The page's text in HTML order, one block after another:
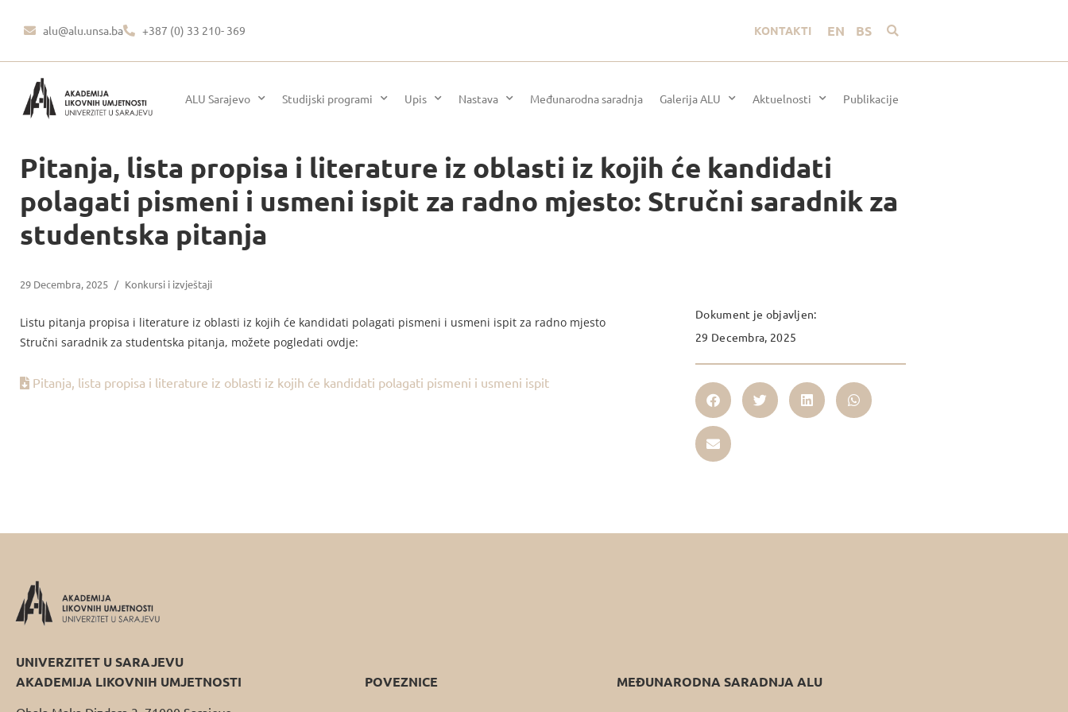
alu@alu.unsa.ba +387 (0) 33 210- 369 KONTAKTI EN BS
ALU Sarajevo Studijski programi Upis Nastava Međunarodna saradnja Galerija ALU Aktuelnosti Publikacije
Pitanja, lista propisa i literature iz oblasti iz kojih će kandidati
polagati pismeni i usmeni ispit za radno mjesto: Stručni saradnik za
studentska pitanja
29 Decembra, 2025 / Konkursi i izvještaji
Listu pitanja propisa i literature iz oblasti iz kojih će kandidati polagati pismeni i usmeni ispit za radno mjesto
Stručni saradnik za studentska pitanja, možete pogledati ovdje:
Pitanja, lista propisa i literature iz oblasti iz kojih će kandidati polagati pismeni i usmeni ispit
Dokument je objavljen:
29 Decembra, 2025
UNIVERZITET U SARAJEVU
AKADEMIJA LIKOVNIH UMJETNOSTI
POVEZNICE MEĐUNARODNA SARADNJA ALU